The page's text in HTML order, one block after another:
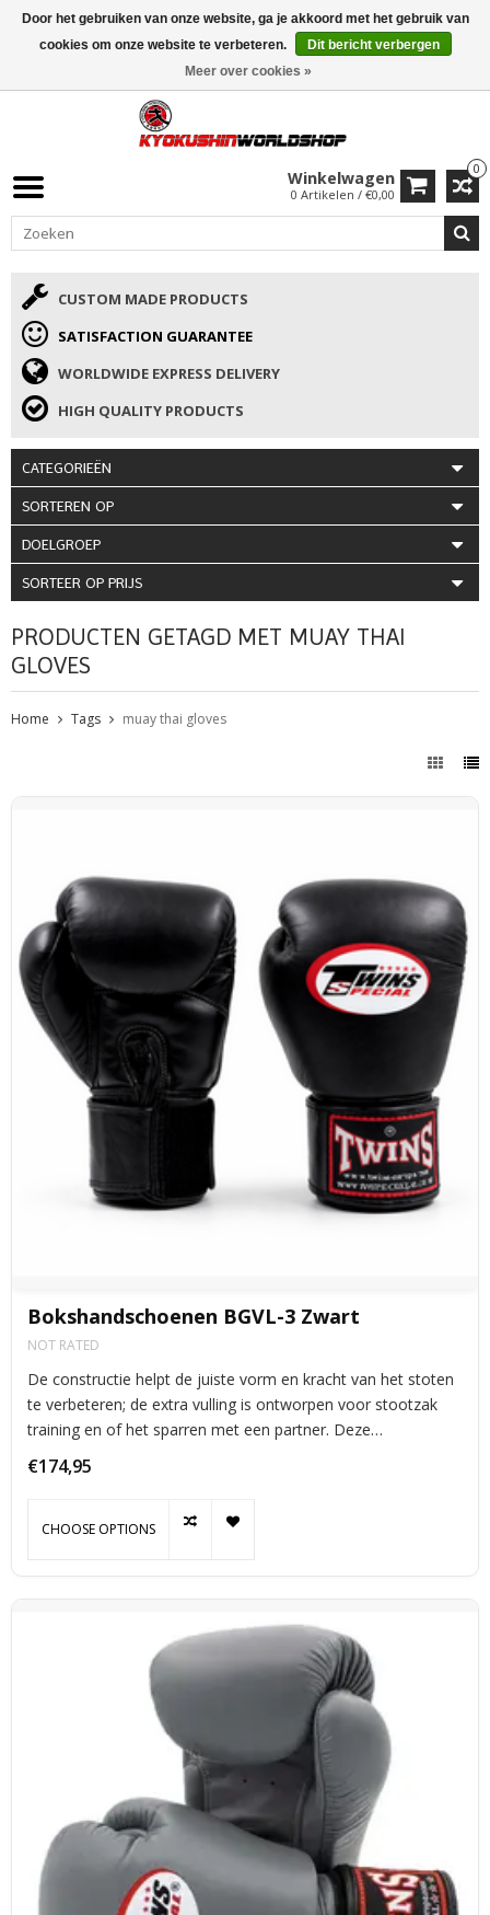
ISAMU SUMMER DEALS• 10% Korting + cadeau vanaf €169 →
0
Winkelwagen
0 Artikelen / €0,00
CUSTOM MADE PRODUCTS
SATISFACTION GUARANTEE
WORLDWIDE EXPRESS DELIVERY
HIGH QUALITY PRODUCTS
CATEGORIEËN
SORTEREN OP
DOELGROEP
SORTEER OP PRIJS
PRODUCTEN GETAGD MET MUAY THAI
GLOVES
Home Tags muay thai gloves
Bokshandschoenen BGVL-3 Zwart
NOT RATED
De constructie helpt de juiste vorm en kracht van het stoten
te verbeteren; de extra vulling is ontworpen voor stootzak
training en of het sparren met een partner. Deze
uitzonderlijke handschoenen zullen u voorzien van
functionaliteit en duurzaamheid.
€174,95
CHOOSE OPTIONS
Door het gebruiken van onze website, ga je akkoord met het gebruik van
cookies om onze website te verbeteren.
Dit bericht verbergen
Meer over cookies »